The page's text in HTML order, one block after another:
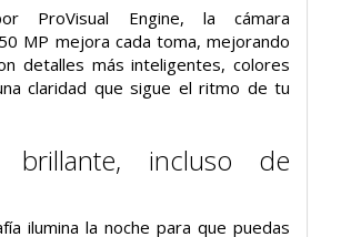
ProVisual Engine, la cámara
MP mejora cada toma, mejorando
detalles más inteligentes, colores
claridad que sigue el ritmo de tu
incluso de
ilumina la noche para que puedas